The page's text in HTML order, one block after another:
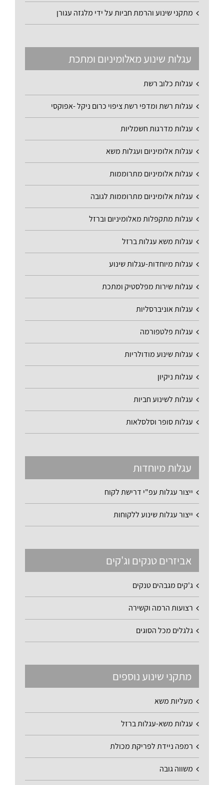
מתקני שינוע והרמת חביות על ידי מלגזה עגורן
עגלות שינוע מאלומיניום ומתכת
עגלות כלוב רשת
עגלות רשת ומדפי רשת ציפוי כרום ניקל -אפוקסי
עגלות מדרגות חשמליות
עגלות אלומיניום ועגלות משא
עגלות אלומיניום מתרוממות
עגלות אלומיניום מתרוממות לגובה
עגלות מתקפלות מאלומיניום וברזל
עגלות משא עגלות ברזל
עגלות מיוחדות-עגלות שינוע
עגלות שירות מפלסטיק ומתכת
עגלות אוניברסליות
עגלות פלטפורמה
עגלות שינוע מודולריות
עגלות ניקיון
עגלות לשינוע חביות
עגלות סופר וסלסלאות
עגלות מיוחדות
ייצור עגלות עפ"י דרישת לקוח
ייצור עגלות שינוע ללקוחות
אביזרים טנקים וג'קים
ג'קים מגבהים טנקים
רצועות הרמה וקשירה
גלגלים מכל הסוגים
מתקני שינוע נוספים
מעליות משא
עגלות משא-עגלות ברזל
רמפה ניידת לפריקת מכולת
משווה גובה